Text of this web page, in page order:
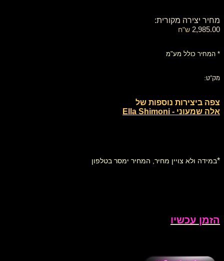
מחיר יצירה מקורית:
2,985.00 ש"ח
* המחיר כולל מע"מ
מק"ט:
צפה ביצירות נוספות של
אלה שמעוני - Ella Shimoni
*במידה ולא צויין מחיר, המחיר ימסר בטלפון
הזמן עכשיו